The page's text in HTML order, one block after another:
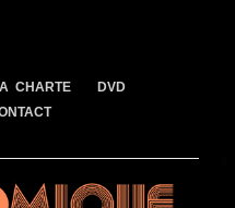
CHARTE
DVD